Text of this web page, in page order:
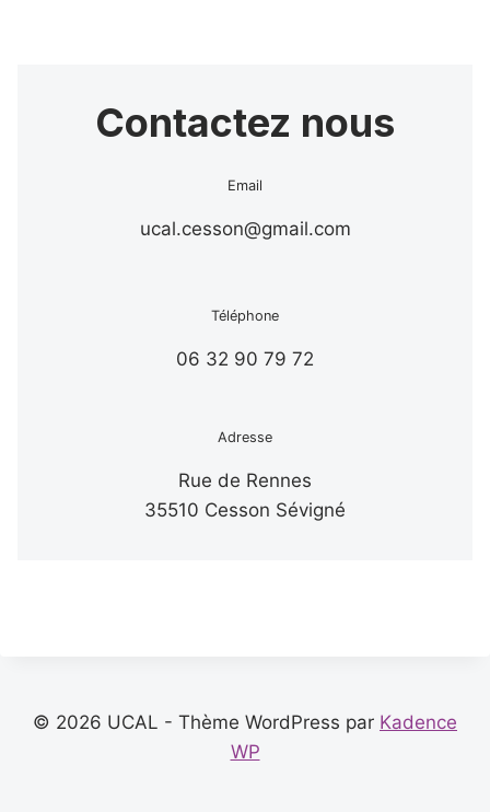
Contactez nous
Email
ucal.cesson@gmail.com
Téléphone
06 32 90 79 72
Adresse
Rue de Rennes
35510 Cesson Sévigné
© 2026 UCAL - Thème WordPress par Kadence
WP